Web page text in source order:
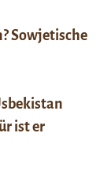
Sowjetische
ist er